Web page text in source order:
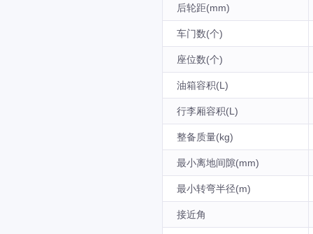
后轮距(mm)
车门数(个)
座位数(个)
油箱容积(L)
行李厢容积(L)
整备质量(kg)
最小离地间隙(mm)
最小转弯半径(m)
接近角